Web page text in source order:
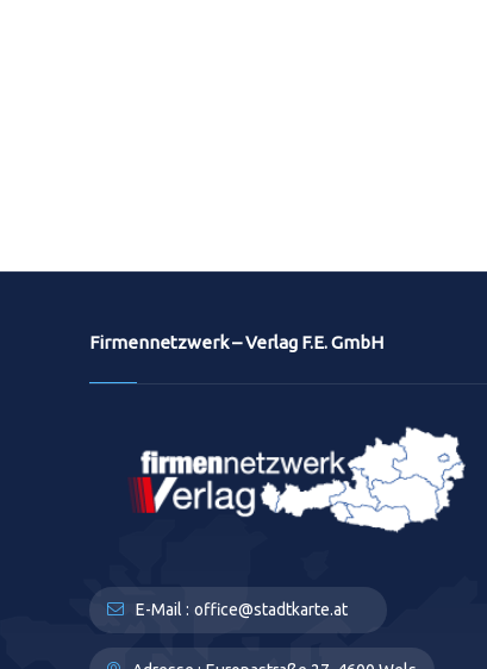
Firmennetzwerk – Verlag F.E. GmbH
E-Mail : office@stadtkarte.at